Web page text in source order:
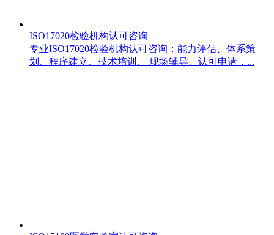
ISO17020检验机构认可咨询
专业ISO17020检验机构认可咨询：能力评估、体系策
划、程序建立、技术培训、 现场辅导、认可申请，...